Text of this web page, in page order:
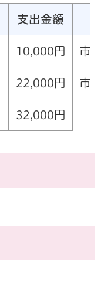
支出金額
10,000円 市
22,000円 市
32,000円